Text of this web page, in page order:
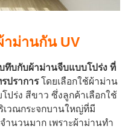
ม่านกัน UV
บกับผ้าม่านจีบแบบโปร่ง ที่
ปราการโดยเลือกใช้ผ้าม่าน
ปร่ง สีขาว ซึ่งลูกค้าเลือกใช้
เวณกระจกบานใหญ่ที่มี
ำนวนมาก เพราะผ้าม่านทำ